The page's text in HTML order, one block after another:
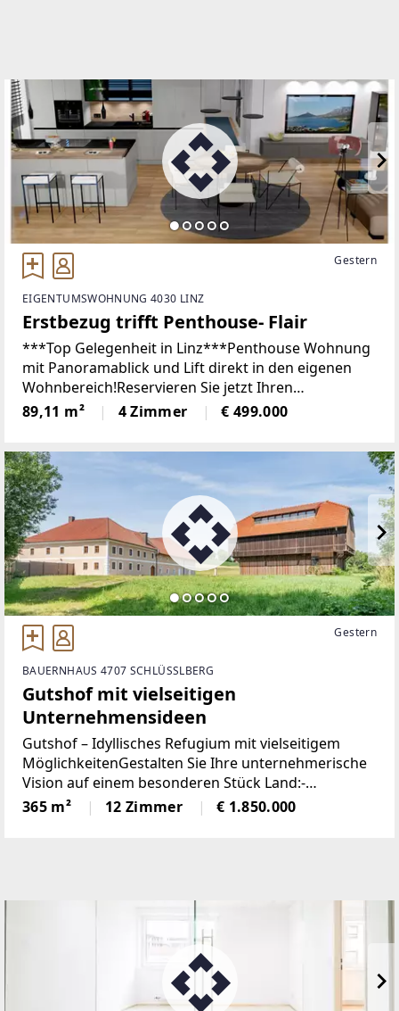
Gestern
EIGENTUMSWOHNUNG 4030 LINZ
Erstbezug trifft Penthouse- Flair
***Top Gelegenheit in Linz***Penthouse Wohnung
mit Panoramablick und Lift direkt in den eigenen
Wohnbereich!Reservieren Sie jetzt Ihren
Besichtigungstermin, indem Sie auf den folgenden
Link klicken: ZUR ONLINE TERMINBUCHUNG
666#immobilienanfrageformular]In
89,11 m² 4 Zimmer € 499.000
Gestern
BAUERNHAUS 4707 SCHLÜSSLBERG
Gutshof mit vielseitigen
Unternehmensideen
Gutshof – Idyllisches Refugium mit vielseitigem
MöglichkeitenGestalten Sie Ihre unternehmerische
Vision auf einem besonderen Stück Land:-
Pferdehaltung (Bewilligung vorhanden)-
Gastronomie (Gastroküche, Bar und Räumlichkeiten
365 m² 12 Zimmer € 1.850.000